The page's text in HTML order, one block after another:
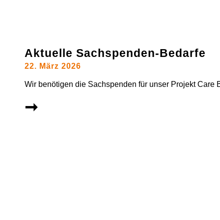
Aktuelle Sachspenden-Bedarfe
22. März 2026
Wir benötigen die Sachspenden für unser Projekt Care
➞